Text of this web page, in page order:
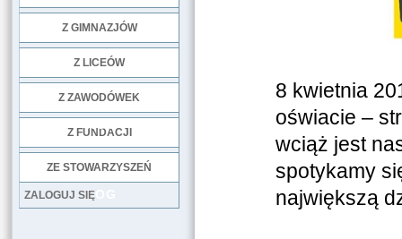
Z GIMNAZJÓW
Z LICEÓW
Z ZAWODÓWEK
Z FUNDACJI
ZE STOWARZYSZEŃ
LOG
ZALOGUJ SIĘ
8 kwietnia
oświacie –
wciąż jest
spotykamy
największą